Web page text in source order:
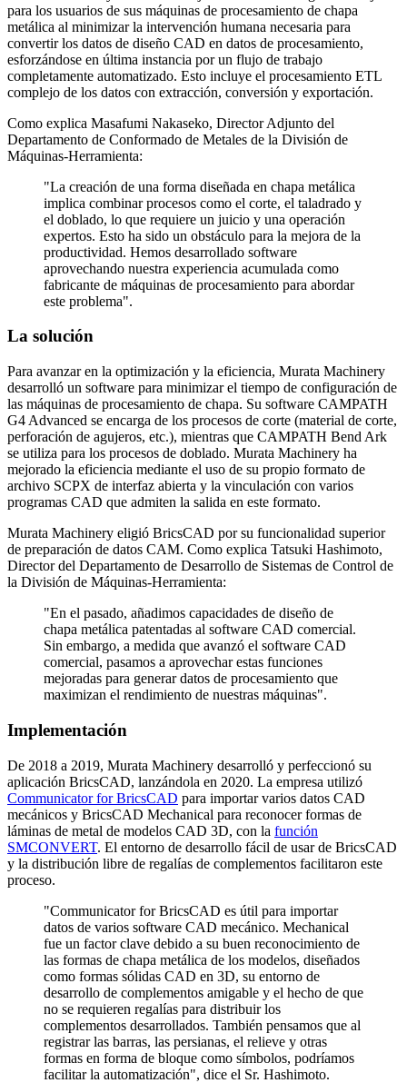
para los usuarios de sus máquinas de procesamiento de chapa
metálica al minimizar la intervención humana necesaria para
convertir los datos de diseño CAD en datos de procesamiento,
esforzándose en última instancia por un flujo de trabajo
completamente automatizado. Esto incluye el procesamiento ETL
complejo de los datos con extracción, conversión y exportación.
Como explica Masafumi Nakaseko, Director Adjunto del
Departamento de Conformado de Metales de la División de
Máquinas-Herramienta:
"La creación de una forma diseñada en chapa metálica
implica combinar procesos como el corte, el taladrado y
el doblado, lo que requiere un juicio y una operación
expertos. Esto ha sido un obstáculo para la mejora de la
productividad. Hemos desarrollado software
aprovechando nuestra experiencia acumulada como
fabricante de máquinas de procesamiento para abordar
este problema".
La solución
Para avanzar en la optimización y la eficiencia, Murata Machinery
desarrolló un software para minimizar el tiempo de configuración de
las máquinas de procesamiento de chapa. Su software CAMPATH
G4 Advanced se encarga de los procesos de corte (material de corte,
perforación de agujeros, etc.), mientras que CAMPATH Bend Ark
se utiliza para los procesos de doblado. Murata Machinery ha
mejorado la eficiencia mediante el uso de su propio formato de
archivo SCPX de interfaz abierta y la vinculación con varios
programas CAD que admiten la salida en este formato.
Murata Machinery eligió BricsCAD por su funcionalidad superior
de preparación de datos CAM. Como explica Tatsuki Hashimoto,
Director del Departamento de Desarrollo de Sistemas de Control de
la División de Máquinas-Herramienta:
"En el pasado, añadimos capacidades de diseño de
chapa metálica patentadas al software CAD comercial.
Sin embargo, a medida que avanzó el software CAD
comercial, pasamos a aprovechar estas funciones
mejoradas para generar datos de procesamiento que
maximizan el rendimiento de nuestras máquinas".
Implementación
De 2018 a 2019, Murata Machinery desarrolló y perfeccionó su
aplicación BricsCAD, lanzándola en 2020. La empresa utilizó
Communicator for BricsCAD para importar varios datos CAD
mecánicos y BricsCAD Mechanical para reconocer formas de
láminas de metal de modelos CAD 3D, con la función
SMCONVERT. El entorno de desarrollo fácil de usar de BricsCAD
y la distribución libre de regalías de complementos facilitaron este
proceso.
"Communicator for BricsCAD es útil para importar
datos de varios software CAD mecánico. Mechanical
fue un factor clave debido a su buen reconocimiento de
las formas de chapa metálica de los modelos, diseñados
como formas sólidas CAD en 3D, su entorno de
desarrollo de complementos amigable y el hecho de que
no se requieren regalías para distribuir los
complementos desarrollados. También pensamos que al
registrar las barras, las persianas, el relieve y otras
formas en forma de bloque como símbolos, podríamos
facilitar la automatización", dice el Sr. Hashimoto.